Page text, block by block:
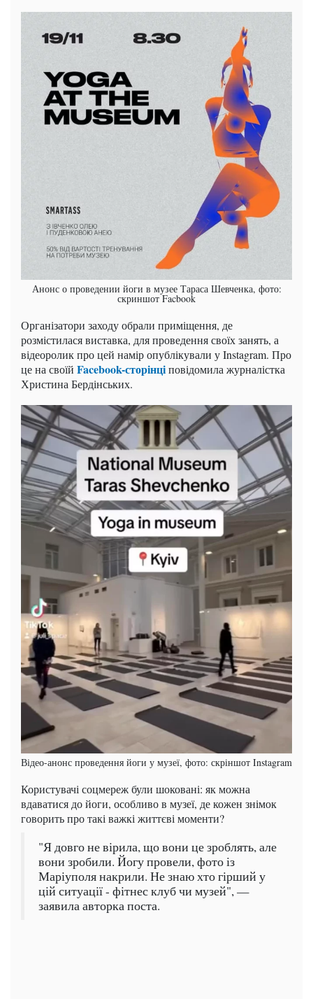
Анонс о проведении йоги в музее Тараса Шевченка, фото:
скриншот Facbook
Організатори заходу обрали приміщення, де
розмістилася виставка, для проведення своїх занять, а
відеоролик про цей намір опублікували у Instagram. Про
це на своїй Facebook-сторінціповідомила журналістка
Христина Бердінських.
Відео-анонс проведення йоги у музеї, фото: скріншот Instagram
Користувачі соцмереж були шоковані: як можна
вдаватися до йоги, особливо в музеї, де кожен знімок
говорить про такі важкі життєві моменти?
"Я довго не вірила, що вони це зроблять, але
вони зробили. Йогу провели, фото із
Маріуполя накрили. Не знаю хто гірший у
цій ситуації - фітнес клуб чи музей", —
заявила авторка поста.